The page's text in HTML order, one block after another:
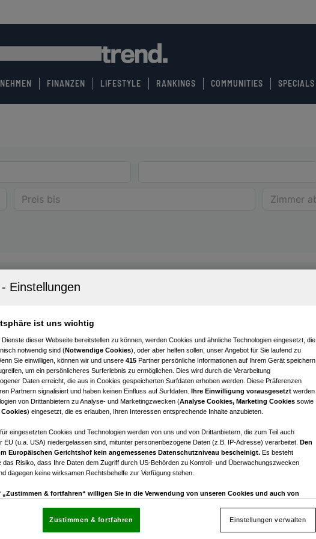
FINANZEN LIFESTYLE RANKINGS COMMUNITIES SPECIALS
Tirol
von Hall i. T. – Penthouse mit außergewöhnlichem
3
Zimmer
€ 734.700,00
Kaufpreis
Tirol
2
Zimmer
€ 376.000,00
Kaufpreis
ist uns wichtig
Dienste dieser Webseite bereitstellen zu können, werden Cookies und ähnliche Technologien eingesetzt, die
notwendig sind (Notwendige Cookies), oder aber helfen sollen, unser Angebot für Sie laufend zu
Sie einwilligen, können wir und unsere 415 Partner persönliche Informationen auf Ihrem Gerät speichern
um ein persönlicheres Surferlebnis zu ermöglichen. Dies wird durch die Verarbeitung
Daten erreicht, die aus in Cookies gespeicherten Surfdaten erhoben werden. Diese Präferenzen
Partnern signalisiert und haben keinen Einfluss auf Surfdaten. Ihre Einwilligung vorausgesetzt werden
von Drittanbietern zu Analyse- und Marketingzwecken (Analyse Cookies, Marketing Cookies sowie
) eingesetzt, die es erlauben, Ihren Interessen entsprechende Inhalte anzubieten.
eingesetzten Cookies und Technologien werden von uns und von Drittanbietern, die zum Teil auch
EU (u.a. USA) niedergelassen sind, mitunter personenbezogene Daten (z.B. IP-Adresse) verarbeitet. Den
Europäischen Gerichtshof kein angemessenes Datenschutzniveau bescheinigt. Es besteht
das Risiko, dass Ihre Daten dem Zugriff durch US-Behörden zu Kontroll- und Überwachungszwecken
dagegen keine wirksamen Rechtsbehelfe zur Verfügung stehen.
„Zustimmen & fortfahren“ willigen Sie in die Verwendung von unseren Cookies und auch von
die sich auf jeder Seite unten im Footer befinden.
Einstellungen verwalten
Zustimmen & fortfahren